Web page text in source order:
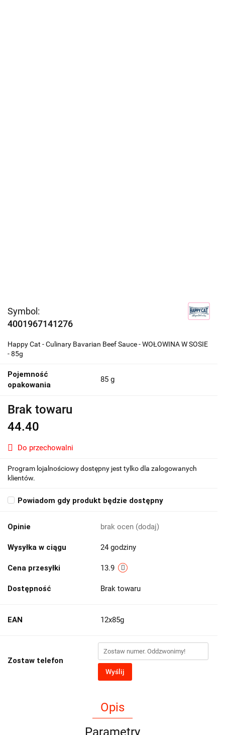
Symbol:
4001967141276
Happy Cat - Culinary Bavarian Beef Sauce - WOŁOWINA W SOSIE
- 85g
Pojemność
opakowania
85 g
Brak towaru
44.40
Do przechowalni
Program lojalnościowy dostępny jest tylko dla zalogowanych
klientów.
Powiadom gdy produkt będzie dostępny
Opinie brak ocen (dodaj)
Wysyłka w ciągu 24 godziny
Cena przesyłki 13.9
Dostępność Brak towaru
EAN 12x85g
Zostaw telefon
Wyślij
Opis
Parametry